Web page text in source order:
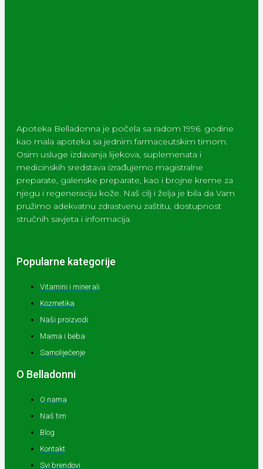
Apoteka Belladonna je počela sa radom 1996. godine
kao mala apoteka sa jednim farmaceutskim timom.
Osim usluge izdavanja lijekova, suplemenata i
medicinskih sredstava izrađujemo magistralne
preparate, galenske preparate, kao i brojne kreme za
njegu i regeneraciju kože. Naš cilj i želja je bila da Vam
pružimo adekvatnu zdrastvenu zaštitu, dostupnost
stručnih savjeta i informacija.
Popularne kategorije
Vitamini i minerali
Kozmetika
Naši proizvodi
Mama i beba
Samoliječenje
O Belladonni
O nama
Naš tim
Blog
Kontakt
Svi brendovi